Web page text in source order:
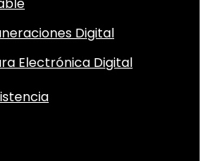
Digital
Electrónica Digital